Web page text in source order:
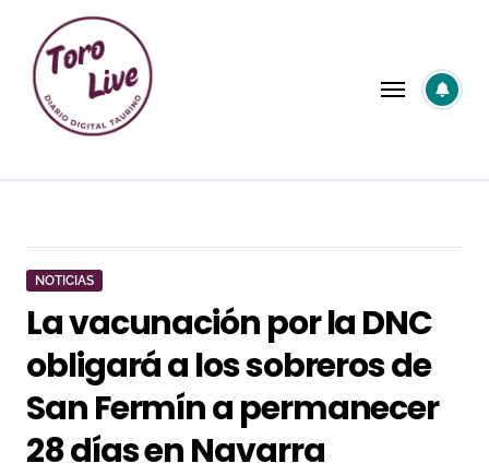
contenido
NOTICIAS
La vacunación por la DNC
obligará a los sobreros de
San Fermín a permanecer
28 días en Navarra